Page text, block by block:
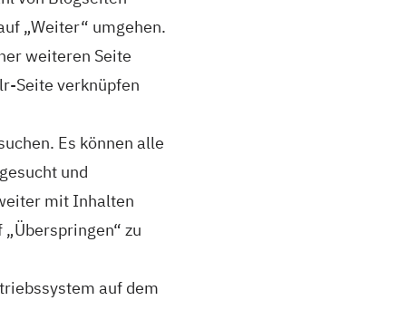
„Weiter“ umgehen.
weiteren Seite
Seite verknüpfen
Es können alle
und
mit Inhalten
zu
auf dem